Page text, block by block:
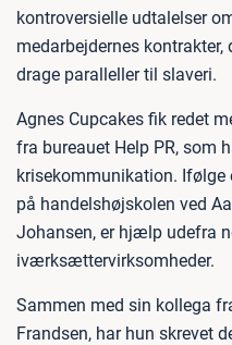
kontroversielle udtalelser
medarbejdernes
drage paralleller til slaveri.
Agnes Cupcakes fik redet
fra bureauet Help PR, som
krisekommunikation.
på handelshøjskolen ved
Johansen, er hjælp udefra
iværksættervirksomheder.
Sammen med sin kollega
Frandsen, har hun skrevet